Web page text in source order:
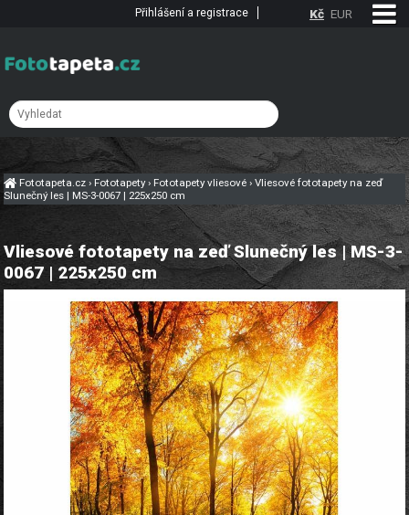
Fototapeta.cz› Fototapety› Fototapety vliesové ›Vliesové fototapety na zeď
Slunečný les | MS-3-0067 | 225x250 cm
Vliesové fototapety na zeď Slunečný les | MS-3-
0067 | 225x250 cm
Kč EUR
Přihlášení a registrace